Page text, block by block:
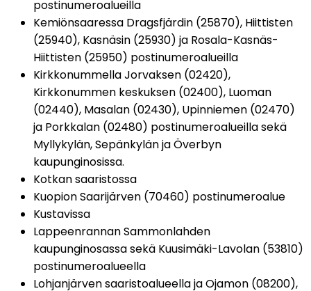
postinumeroalueilla
Kemiönsaaressa Dragsfjärdin (25870), Hiittisten
(25940), Kasnäsin (25930) ja Rosala-Kasnäs-
Hiittisten (25950) postinumeroalueilla
Kirkkonummella Jorvaksen (02420),
Kirkkonummen keskuksen (02400), Luoman
(02440), Masalan (02430), Upinniemen (02470)
ja Porkkalan (02480) postinumeroalueilla sekä
Myllykylän, Sepänkylän ja Överbyn
kaupunginosissa.
Kotkan saaristossa
Kuopion Saarijärven (70460) postinumeroalue
Kustavissa
Lappeenrannan Sammonlahden
kaupunginosassa sekä Kuusimäki-Lavolan (53810)
postinumeroalueella
Lohjanjärven saaristoalueella ja Ojamon (08200),